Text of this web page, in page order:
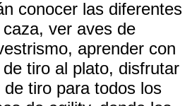
conocer las diferentes
ver aves de
aprender con
tiro al plato, disfrutar
tiro para todos los